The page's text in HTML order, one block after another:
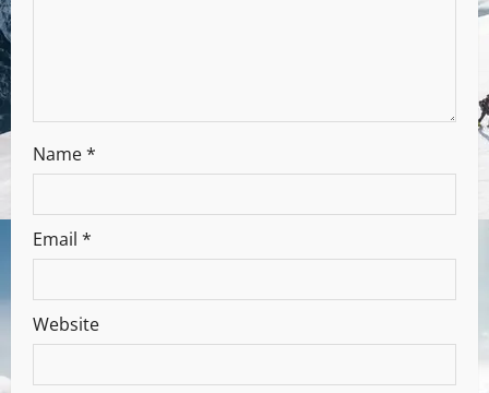
Name*
Email *
Website